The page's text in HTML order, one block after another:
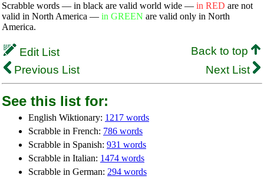
Scrabble words — in black are valid world wide — in RED are not
valid in North America — in GREEN are valid only in North
America.
Edit List
Back to top
Previous List
Next List
See this list for:
English Wiktionary: 1217 words
Scrabble in French: 786 words
Scrabble in Spanish: 931 words
Scrabble in Italian: 1474 words
Scrabble in German: 294 words